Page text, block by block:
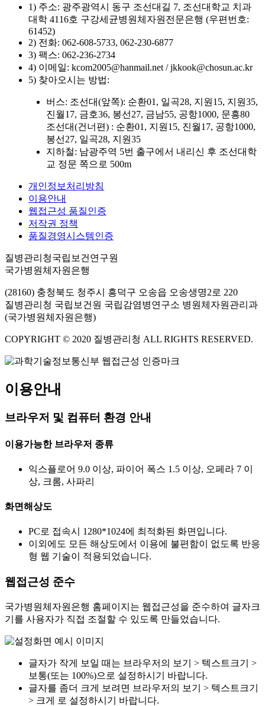
1) 주소: 광주광역시 동구 조선대길 7, 조선대학교 치과
대학 4116호 구강세균병원체자원전문은행 (우편번호:
61452)
2) 전화: 062-608-5733, 062-230-6877
3) 팩스: 062-236-2734
4) 이메일: kcom2005@hanmail.net / jkkook@chosun.ac.kr
5) 찾아오시는 방법:
버스: 조선대(앞쪽): 순환01, 일곡28, 지원15, 지원35,
진월17, 금호36, 봉선27, 금남55, 공항1000, 문흥80
조선대(건너편) : 순환01, 지원15, 진월17, 공항1000,
봉선27, 일곡28, 지원35
지하철: 남광주역 5번 출구에서 내리신 후 조선대학
교 정문 쪽으로 500m
개인정보처리방침
이용안내
웹접근성 품질인증
저작권 정책
품질경영시스템인증
질병관리청국립보건연구원
국가병원체자원은행
(28160) 충청북도 청주시 흥덕구 오송읍 오송생명2로 220
질병관리청 국립보건원 국립감염병연구소 병원체자원관리과
(국가병원체자원은행)
COPYRIGHT © 2020 질병관리청 ALL RIGHTS RESERVED.
이용안내
브라우저 및 컴퓨터 환경 안내
이용가능한 브라우저 종류
익스플로어 9.0 이상, 파이어 폭스 1.5 이상, 오페라 7 이
상, 크롬, 사파리
화면해상도
PC로 접속시 1280*1024에 최적화된 화면입니다.
이외에도 모든 해상도에서 이용에 불편함이 없도록 반응
형 웹 기술이 적용되었습니다.
웹접근성 준수
국가병원체자원은행 홈페이지는 웹접근성을 준수하여 글자크
기를 사용자가 직접 조절할 수 있도록 만들었습니다.
글자가 작게 보일 때는 브라우저의 보기 > 텍스트크기 >
보통(또는 100%)으로 설정하시기 바랍니다.
글자를 좀더 크게 보려면 브라우저의 보기 > 텍스트크기
> 크게 로 설정하시기 바랍니다.